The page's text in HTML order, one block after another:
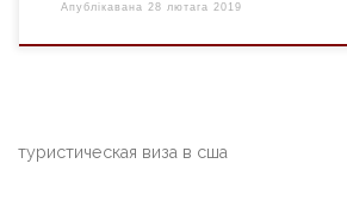
Апублікавана 28 лютага 2019
туристическая виза в сша